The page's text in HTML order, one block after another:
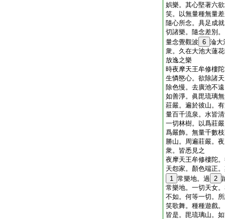
娯樂。其心堅著六
笑。以無量種無量
隨心所念。具足成
切諸樂。隨念差別
量念覺觀波 6 淪大
衆。久在大池大蓮
放逸之樂
時夜摩天王牟修樓
生憐愍心。欲除諸
除色慢。去廣池不
如善淨。眞毘琉璃
莊嚴。遍於彼山。
量百千流泉。水皆
一切林樹。以爲莊
爲嚴飾。無量千數
勝山。周遍莊嚴。
衆。皆悉見之
夜摩天王牟修樓陀
天怨家。顏色端正
1 常樂地。過 2
常樂地。一切天女
不如。何等一切。
笑歌舞。種種遊戲
皆是。毘琉璃山。